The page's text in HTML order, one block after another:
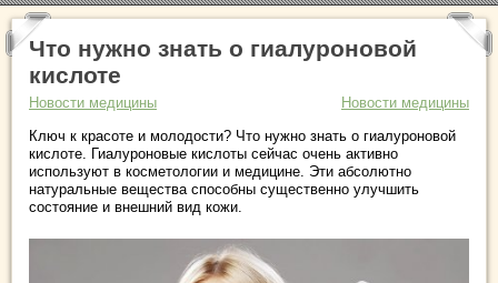
Что нужно знать о гиалуроновой
кислоте
Новости медицины
Новости медицины
Ключ к красоте и молодости? Что нужно знать о гиалуроновой
кислоте. Гиалуроновые кислоты сейчас очень активно
используют в косметологии и медицине. Эти абсолютно
натуральные вещества способны существенно улучшить
состояние и внешний вид кожи.